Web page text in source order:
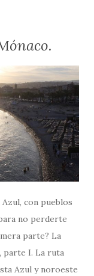
con pueblos
no perderte
parte? La
parte I. La ruta
Azul y noroeste